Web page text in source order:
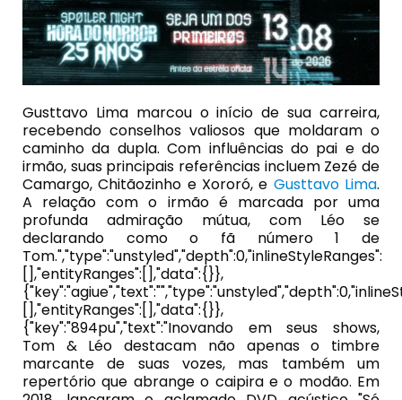
Gusttavo Lima marcou o início de sua carreira,
recebendo conselhos valiosos que moldaram o
caminho da dupla. Com influências do pai e do
irmão, suas principais referências incluem Zezé de
Camargo, Chitãozinho e Xororó, e Gusttavo Lima.
A relação com o irmão é marcada por uma
profunda admiração mútua, com Léo se
declarando como o fã número 1 de
Tom.","type":"unstyled","depth":0,"inlineStyleRanges":
[],"entityRanges":[],"data":{}},
[],"entityRanges":[],"data":{}},
{"key":"894pu","text":"Inovando em seus shows,
Tom & Léo destacam não apenas o timbre
marcante de suas vozes, mas também um
repertório que abrange o caipira e o modão. Em